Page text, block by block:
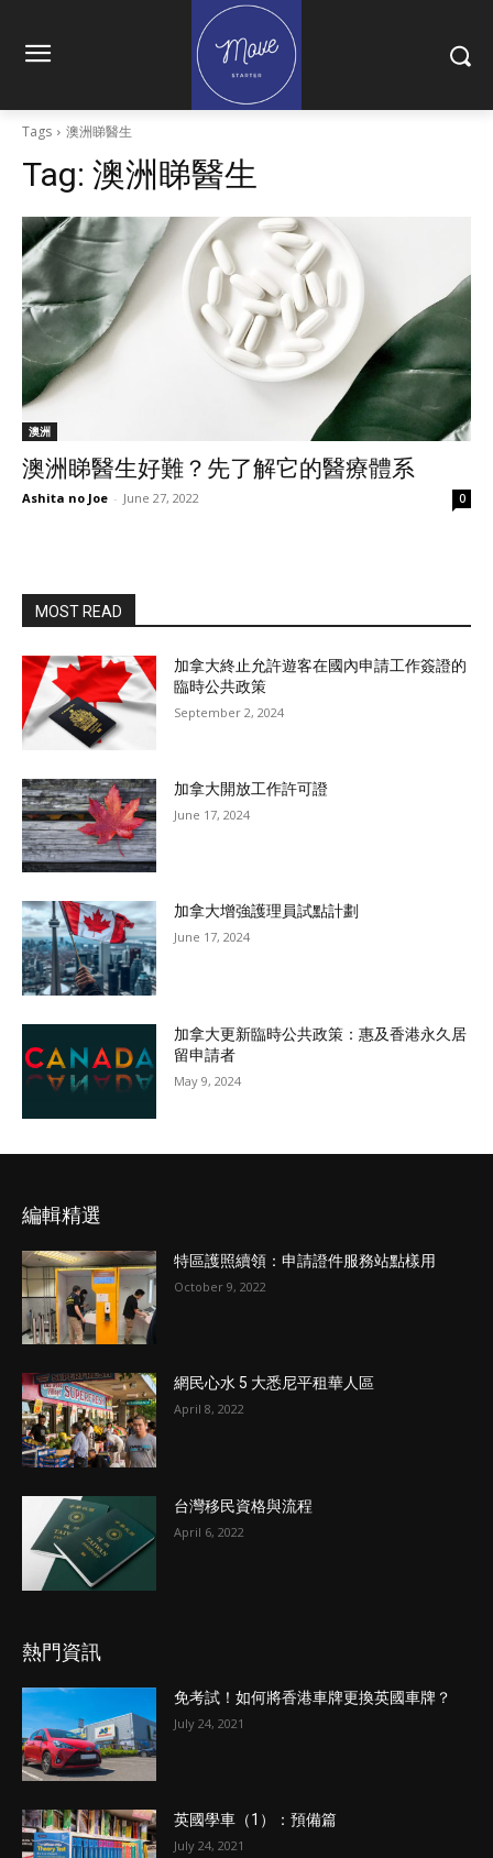
Tags 澳洲睇醫生
Tag: 澳洲睇醫生
澳洲
澳洲睇醫生好難？先了解它的醫療體系
Ashita no Joe - June 27, 2022 0
MOST READ
加拿大終止允許遊客在國內申請工作簽證的
臨時公共政策
September 2, 2024
加拿大開放工作許可證
June 17, 2024
加拿大增強護理員試點計劃
June 17, 2024
加拿大更新臨時公共政策：惠及香港永久居
留申請者
May 9, 2024
編輯精選
特區護照續領：申請證件服務站點樣用
October 9, 2022
網民心水 5 大悉尼平租華人區
April 8, 2022
台灣移民資格與流程
April 6, 2022
熱門資訊
免考試！如何將香港車牌更換英國車牌？
July 24, 2021
英國學車（1）：預備篇
July 24, 2021